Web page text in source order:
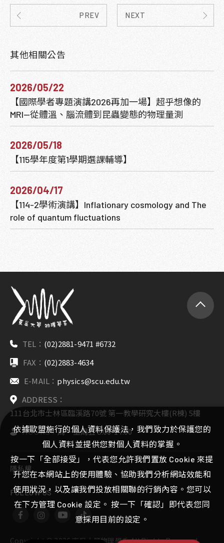
PREV NEXT
其他相關公告
2026/05/22
【國際學者專題演講2026再加一場】超乎想像的
MRI—從體溫、腦流體到昆蟲變態的物理量測
2026/05/18
【115學年度第1學期選課輔導】
2026/04/17
【114-2學術演講】Inflationary cosmology and The
role of quantum fluctuations
TEL： (02)2881-9471 #6732
FAX： (02)2883-4634
E-MAIL： physics@scu.edu.tw
ADDRESS：
111台北市士林區臨溪路70號 第一教學研究大樓(R棟) 5樓
HOURS：周一至周五 8:00-17:00
隱私權
Copyright © 2026 東吳大學物理學系All Rights Reserved.
FOLLOW US
依據歐盟施行的個人資料保護法，我們致力於保護您的
個人資料並提供您對個人資料的掌握。
按一下「全部接受」，代表您允許我們置放 Cookie 來提
升您在本網站上的使用體驗、協助我們分析網站效能和
使用狀況，以及讓我們投放相關聯的行銷內容。您可以
在下方管理 Cookie 設定。 按一下「確認」即代表您同
意採用目前的設定。